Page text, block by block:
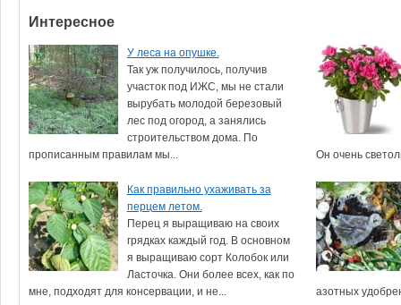
Интересное
У леса на опушке.
Так уж получилось, получив
участок под ИЖС, мы не стали
вырубать молодой березовый
лес под огород, а занялись
строительством дома. По
прописанным правилам мы...
Он очень
Как правильно ухаживать за
перцем летом.
Перец я выращиваю на своих
грядках каждый год. В основном
я выращиваю сорт Колобок или
Ласточка. Они более всех, как по
мне, подходят для консервации, и не...
азотных